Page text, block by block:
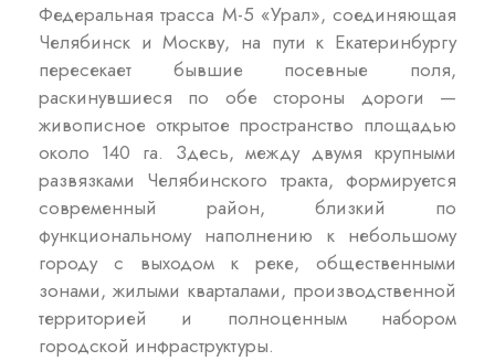
Федеральная трасса М-5 «Урал», соединяющая
Челябинск и Москву, на пути к Екатеринбургу
пересекает бывшие посевные поля,
раскинувшиеся по обе стороны дороги —
живописное открытое пространство площадью
около 140 га. Здесь, между двумя крупными
развязками Челябинского тракта, формируется
современный район, близкий по
функциональному наполнению к небольшому
городу с выходом к реке, общественными
зонами, жилыми кварталами, производственной
территорией и полноценным набором
городской инфраструктуры.